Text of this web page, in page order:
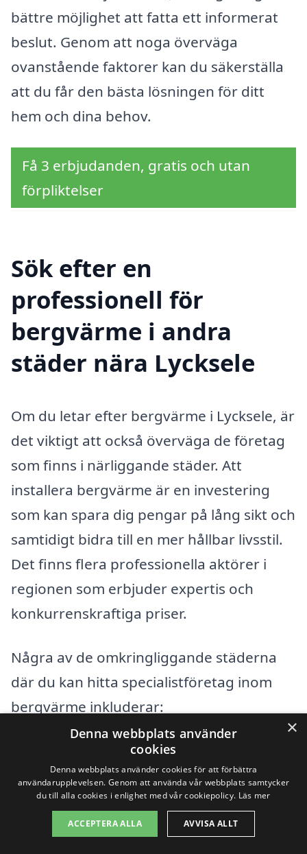
bättre möjlighet att fatta ett informerat
beslut. Genom att noga överväga
ovanstående faktorer kan du säkerställa
att du får den bästa lösningen för ditt
hem och dina behov.
Få 3 erbjudanden, gratis och utan
förpliktelser
Sök efter en
professionell för
bergvärme i andra
städer nära Lycksele
Om du letar efter bergvärme i Lycksele, är
det viktigt att också överväga de företag
som finns i närliggande städer. Att
installera bergvärme är en investering
som kan spara dig pengar på lång sikt och
samtidigt bidra till en mer hållbar livsstil.
Det finns flera professionella aktörer i
regionen som erbjuder expertis och
konkurrenskraftiga priser.
Några av de omkringliggande städerna
där du kan hitta specialistföretag inom
bergvärme inkluderar:
Malå
Sorsele
×
Denna webbplats använder
cookies
Denna webbplats använder cookies för att förbättra
användarupplevelsen. Genom att använda vår webbplats samtycker
du till alla cookies i enlighet med vår cookiepolicy. Läs mer
ACCEPTERA ALLA AVVISA ALLT